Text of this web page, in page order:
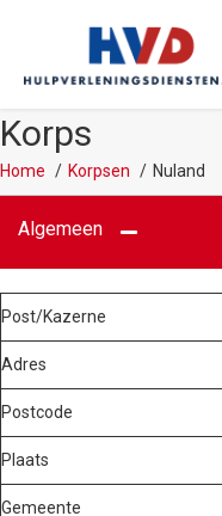
Korps
Home Korpsen Nuland
Algemeen
Post/Kazerne
Adres
Postcode
Plaats
Gemeente